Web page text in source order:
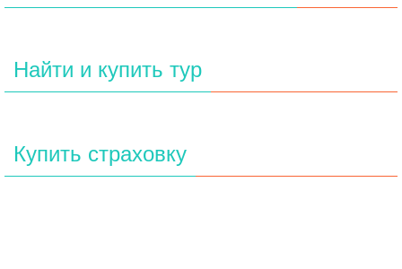
Найти и купить тур
Купить страховку